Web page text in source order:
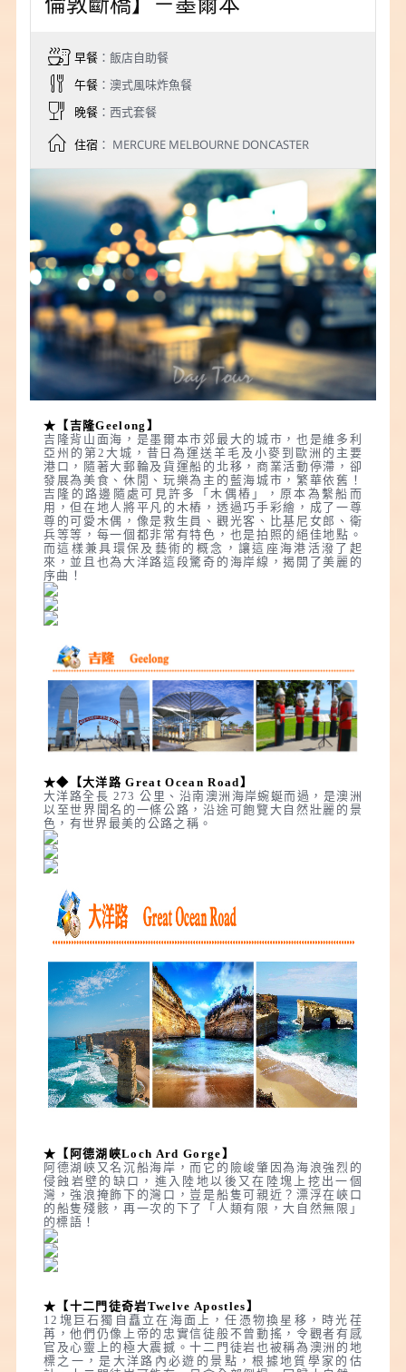
早餐：飯店自助餐
午餐：澳式風味炸魚餐
晚餐：西式套餐
住宿： MERCURE MELBOURNE DONCASTER
★【吉隆Geelong】
吉隆背山面海，是墨爾本市郊最大的城市，也是維多利
亞州的第2大城，昔日為運送羊毛及小麥到歐洲的主要
港口，隨著大郵輪及貨運船的北移，商業活動停滯，卻
發展為美食、休閒、玩樂為主的藍海城市，繁華依舊！
吉隆的路邊隨處可見許多「木偶樁」，原本為繫船而
用，但在地人將平凡的木樁，透過巧手彩繪，成了一尊
尊的可愛木偶，像是救生員、觀光客、比基尼女郎、衛
兵等等，每一個都非常有特色，也是拍照的絕佳地點。
而這樣兼具環保及藝術的概念，讓這座海港活潑了起
來，並且也為大洋路這段驚奇的海岸線，揭開了美麗的
序曲！
★◆【大洋路 Great Ocean Road】
大洋路全長 273 公里、沿南澳洲海岸蜿蜒而過，是澳洲
以至世界聞名的一條公路，沿途可飽覽大自然壯麗的景
色，有世界最美的公路之稱。
★【阿德湖峽Loch Ard Gorge】
阿德湖峽又名沉船海岸，而它的險峻肇因為海浪強烈的
侵蝕岩壁的缺口，進入陸地以後又在陸塊上挖出一個
灣，強浪掩飾下的灣口，豈是船隻可親近？漂浮在峽口
的船隻殘骸，再一次的下了「人類有限，大自然無限」
的標語！
★【十二門徒奇岩Twelve Apostles】
12塊巨石獨自矗立在海面上，任憑物換星移，時光荏
苒，他們仍像上帝的忠實信徒般不曾動搖，令觀者有感
官及心靈上的極大震撼。十二門徒岩也被稱為澳洲的地
標之一，是大洋路內必遊的景點，根據地質學家的估